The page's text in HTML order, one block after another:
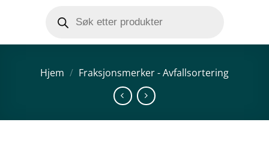
search
Hjem / Fraksjonsmerker - Avfallsortering